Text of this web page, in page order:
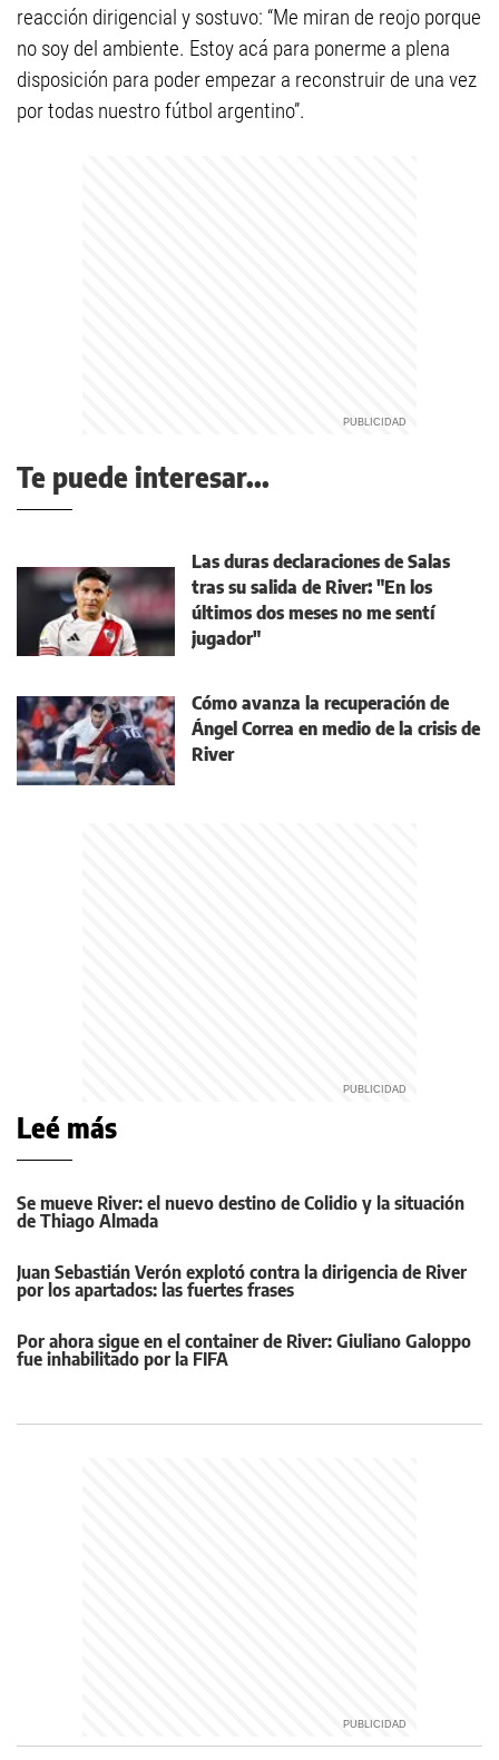
reacción dirigencial y sostuvo: “Me miran de reojo porque
no soy del ambiente. Estoy acá para ponerme a plena
disposición para poder empezar a reconstruir de una vez
por todas nuestro fútbol argentino”.
Te puede interesar...
Las duras declaraciones de Salas
tras su salida de River: "En los
últimos dos meses no me sentí
jugador"
Cómo avanza la recuperación de
Ángel Correa en medio de la crisis de
River
Leé más
Se mueve River: el nuevo destino de Colidio y la situación
de Thiago Almada
Juan Sebastián Verón explotó contra la dirigencia de River
por los apartados: las fuertes frases
Por ahora sigue en el container de River: Giuliano Galoppo
fue inhabilitado por la FIFA